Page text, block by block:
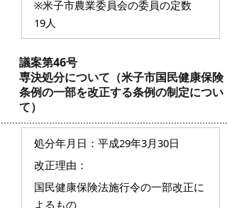
※米子市農業委員会の委員の定数
19人
議案第46号
専決処分について（米子市国民健康保険
条例の一部を改正する条例の制定につい
て）
処分年月日：平成29年3月30日
改正理由：
国民健康保険法施行令の一部改正に
よるもの